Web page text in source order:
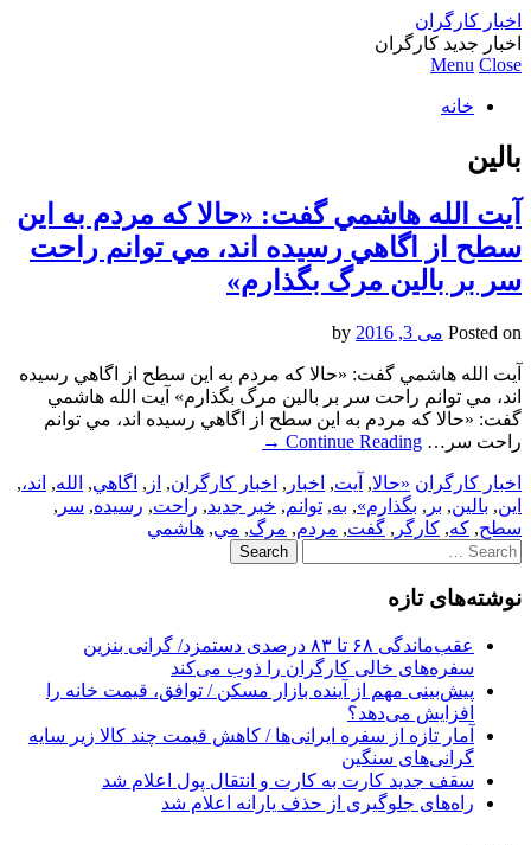
اخبار کارگران
اخبار جدید کارگران
Menu Close
خانه
بالين
آيت الله هاشمي گفت: «حالا كه مردم به اين
سطح از اگاهي رسيده اند، مي توانم راحت
سر بر بالين مرگ بگذارم»
Posted on می 3, 2016
آيت الله هاشمي گفت: «حالا كه مردم به اين سطح از اگاهي رسيده
اند، مي توانم راحت سر بر بالين مرگ بگذارم» آيت الله هاشمي
گفت: «حالا كه مردم به اين سطح از اگاهي رسيده اند، مي توانم
راحت سر… Continue Reading
→
اخبار کارگران «حالا, آيت, اخبار , اخبار کارگران, از , اگاهي, الله, اند،,
اين, بالين, بر , بگذارم», به, توانم, خبر جدید, راحت, رسيده, سر ,
سطح, كه, کارگر , گفت, مردم, مرگ, مي, هاشمي
Search
for:
نوشته‌های تازه
عقب‌ماندگی ۶۸ تا ۸۳ درصدی دستمزد/ گرانی بنزین
سفره‌های خالی کارگران را ذوب می‌کند
پیش‌بینی مهم از آینده بازار مسکن / توافق، قیمت خانه را
افزایش می‌دهد؟
آمار تازه از سفره ایرانی‌ها / کاهش قیمت چند کالا زیر سایه
گرانی‌های سنگین
سقف جدید کارت به کارت و انتقال پول اعلام شد
راه‌های جلوگیری از حذف یارانه اعلام شد